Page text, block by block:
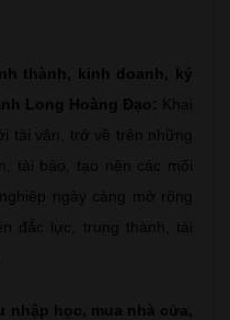
thành, kinh doanh, ký
Long Hoàng Đạo: Khai
tài vận, trở về trên những
tài bảo, tạo nên các mối
ngày càng mở rộng
đắc lực, trung thành, tài
nhập học, mua nhà cửa,